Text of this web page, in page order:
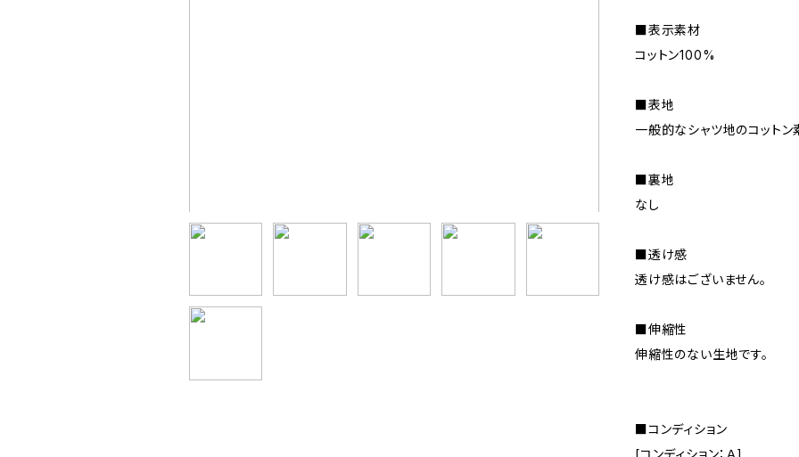
■表示素材
コットン100%
■表地
一般的なシャツ地のコットン
■裏地
なし
■透け感
透け感はございません。
■伸縮性
伸縮性のない生地です。
■コンディション
[コンディション：Ａ]